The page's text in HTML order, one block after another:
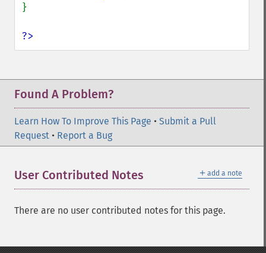
}
?>
Found A Problem?
Learn How To Improve This Page • Submit a Pull
Request • Report a Bug
＋ add a note
User Contributed Notes
There are no user contributed notes for this page.